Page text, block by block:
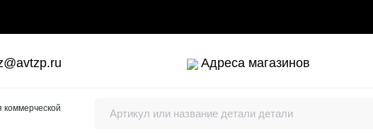
Адреса магазинов
коммерческой